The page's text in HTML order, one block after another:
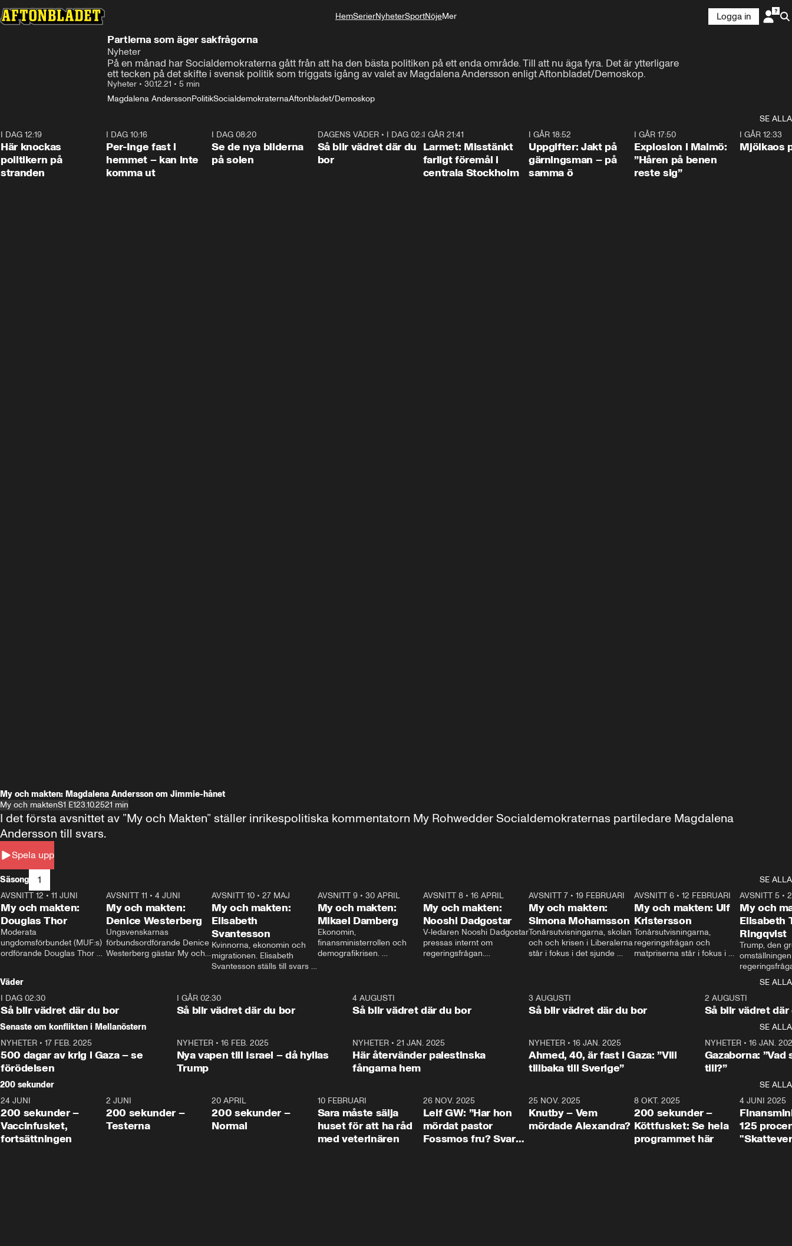
HemSerierNyheterSportNöjeMer
Logga in
Partierna som äger sakfrågorna
Nyheter
På en månad har Socialdemokraterna gått från att ha den bästa politiken på ett enda område. Till att nu äga fyra. Det är ytterligare
ett tecken på det skifte i svensk politik som triggats igång av valet av Magdalena Andersson enligt Aftonbladet/Demoskop.
Nyheter • 30.12.21 • 5 min
Magdalena AnderssonPolitikSocialdemokraternaAftonbladet/Demoskop
SE ALLA
I DAG 12:19
Här knockas
politikern på
stranden
I DAG 10:16
Per-Inge fast i
hemmet – kan inte
komma ut
I DAG 08:20
Se de nya bilderna
på solen
1:06
DAGENS VÄDER• I DAG 02:30
Så blir vädret där du
bor
I GÅR 21:41
Larmet: Misstänkt
farligt föremål i
centrala Stockholm
I GÅR 18:52
Uppgifter: Jakt på
gärningsman – på
samma ö
I GÅR 17:50
Explosion i Malmö:
”Håren på benen
reste sig”
I GÅR 12:33
Mjölkaos
My och makten: Magdalena Andersson om Jimmie-hånet
My och maktenS1 E123.10.2521 min
Spela upp
I det första avsnittet av ”My och Makten” ställer inrikespolitiska kommentatorn My Rohwedder Socialdemokraternas partiledare Magdalena
Andersson till svars.
Säsong 1
SE ALLA
26:27
AVSNITT 12 • 11 JUNI
My och makten:
Douglas Thor
Moderata
ungdomsförbundet (MUF:s)
ordförande Douglas Thor
tonårsutvisningarna och hur
Moderaterna ska locka
väljare till valet i höst.
23:40
AVSNITT 11 •4 JUNI
My och makten:
Denice Westerberg
Ungsvenskarnas
förbundsordförande Denice
Westerberg gästar My och
AVSNITT 10 •27 MAJ
My och makten:
Elisabeth
Svantesson
Kvinnorna, ekonomin och
migrationen. Elisabeth
Svantesson ställs till svars
AVSNITT 9• 30 APRIL
My och makten:
Mikael Damberg
Ekonomin,
finansministerrollen och
demografikrisen.
och Makten.
AVSNITT 8• 16 APRIL
My och makten:
Nooshi Dadgostar
V-ledaren Nooshi Dadgostar
pressas internt om
regeringsfrågan.
– Vi ställer upp i val. Ska vi
vara med så sitter vi förstås
24:30
AVSNITT 7• 19 FEBRUARI
My och makten:
Simona Mohamsson
Tonårsutvisningarna, skolan
och och krisen i Liberalerna
står i fokus i det sjunde
kommentator My
Rohwedder ställer
utbildnings- och
Mohamsson till svars.
27:30
AVSNITT 6 •12 FEBRUARI
My och makten: Ulf
Kristersson
Tonårsutvisningarna,
regeringsfrågan och
matpriserna står i fokus i
Rohwedder ställer
statsminister Ulf Kristersson
AVSNITT 5 •
My och
Elisabeth
Ringqvist
Trump, den
centrum i
avsnittet av
Makten”. Se
Aftonbladets
Rohwedder
Thand Ring
Väder
SE ALLA
I DAG 02:30
Så blir vädret där du bor
1:06
I GÅR 02:30
Så blir vädret där du bor
4 AUGUSTI
Så blir vädret där du bor
3 AUGUSTI
Så blir vädret där du bor
2 AUGUSTI
Så blir vädret där
Senaste om konflikten i Mellanöstern
SE ALLA
NYHETER • 17 FEB. 2025
500 dagar av krig i Gaza – se
förödelsen
NYHETER• 16 FEB. 2025
Nya vapen till Israel – då hyllas
Trump
NYHETER •21 JAN. 2025
Här återvänder palestinska
fångarna hem
NYHETER• 16 JAN. 2025
Ahmed, 40, är fast i Gaza: ”Vill
tillbaka till Sverige”
NYHETER• 16 JAN.
Gazaborna:
till?”
200 sekunder
SE ALLA
5:00
24 JUNI
200 sekunder –
Vaccinfusket,
fortsättningen
4:23
2 JUNI
200 sekunder –
Testerna
20 APRIL
200 sekunder –
Normal
10 FEBRUARI
Sara måste sälja
huset för att ha råd
med veterinären
26 NOV. 2025
Leif GW: ”Har hon
mördat pastor
Fossmos fru? Svar
31:05
25 NOV. 2025
Knutby – Vem
mördade Alexandra?
4:29
8 OKT. 2025
200 sekunder –
Köttfusket: Se hela
programmet här
4 JUNI 2025
125